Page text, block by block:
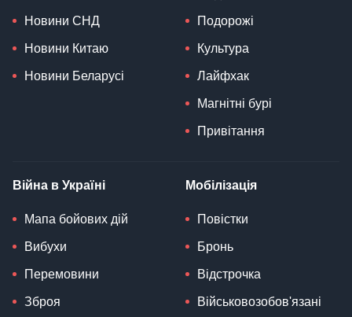
Новини СНД
Новини Китаю
Новини Беларусі
Подорожі
Культура
Лайфхак
Магнітні бурі
Привітання
Війна в Україні
Мапа бойових дій
Вибухи
Перемовини
Зброя
Мобілізація
Повістки
Бронь
Відстрочка
Військовозобов'язані